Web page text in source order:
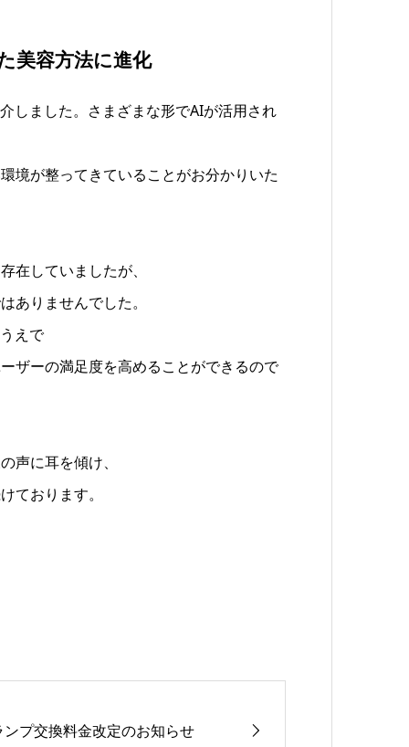
美容方法に進化
しました。さまざまな形でAIが活用され
境が整ってきていることがお分かりいた
在していましたが、
ありませんでした。
えで
ザーの満足度を高めることができるので
声に耳を傾け、
ております。
ンプ交換料金改定のお知らせ